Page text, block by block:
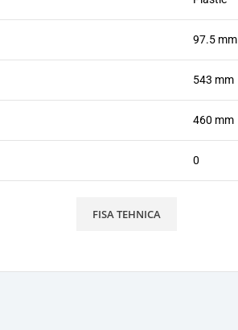
97.5 mm
543 mm
460 mm
0
FISA TEHNICA